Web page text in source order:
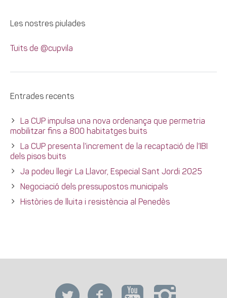
Les nostres piulades
Tuits de @cupvila
Entrades recents
La CUP impulsa una nova ordenança que permetria
mobilitzar fins a 800 habitatges buits
La CUP presenta l’increment de la recaptació de l’IBI
dels pisos buits
Ja podeu llegir La Llavor, Especial Sant Jordi 2025
Negociació dels pressupostos municipals
Històries de lluita i resistència al Penedès